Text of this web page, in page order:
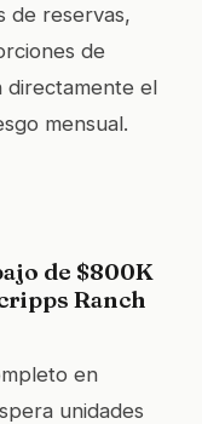
de reservas,
de
directamente el
mensual.
de $800K
Ranch
en
unidades